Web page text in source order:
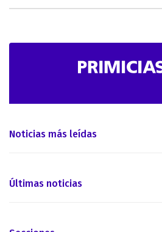
Noticias más leídas
Últimas noticias